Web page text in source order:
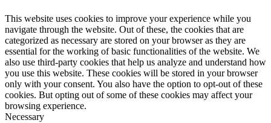
This website uses cookies to improve your experience while you
navigate through the website. Out of these, the cookies that are
categorized as necessary are stored on your browser as they are
essential for the working of basic functionalities of the website. We
also use third-party cookies that help us analyze and understand how
you use this website. These cookies will be stored in your browser
only with your consent. You also have the option to opt-out of these
cookies. But opting out of some of these cookies may affect your
browsing experience.
Necessary